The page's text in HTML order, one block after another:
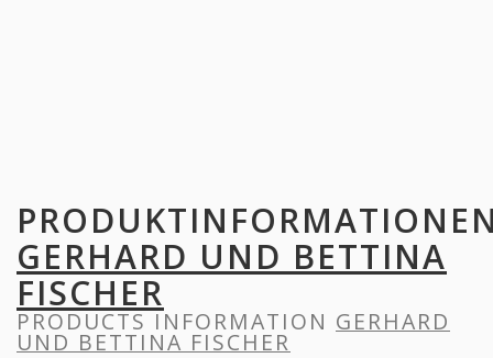
GERHARD UND BETTINA
FISCHER
PRODUCTS INFORMATION GERHARD
UND BETTINA FISCHER